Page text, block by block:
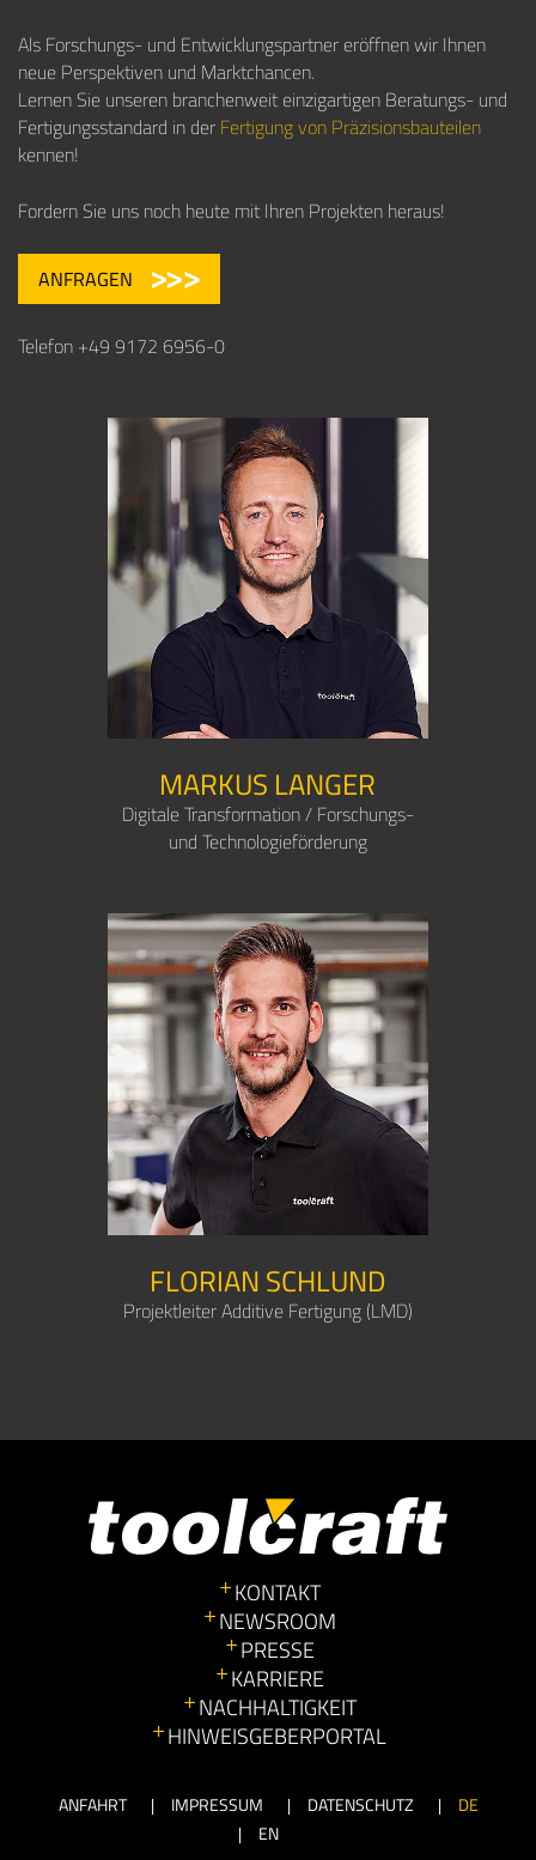
Als Forschungs- und Entwicklungspartner eröffnen wir Ihnen
neue Perspektiven und Marktchancen.
Lernen Sie unseren branchenweit einzigartigen Beratungs- und
Fertigungsstandard in der Fertigung von Präzisionsbauteilen
kennen!
Fordern Sie uns noch heute mit Ihren Projekten heraus!
ANFRAGEN
Telefon +49 9172 6956-0
MARKUS LANGER
Digitale Transformation / Forschungs-
und Technologieförderung
FLORIAN SCHLUND
Projektleiter Additive Fertigung (LMD)
KONTAKT
NEWSROOM
PRESSE
KARRIERE
NACHHALTIGKEIT
HINWEISGEBERPORTAL
ANFAHRT IMPRESSUM DATENSCHUTZ
DE
EN